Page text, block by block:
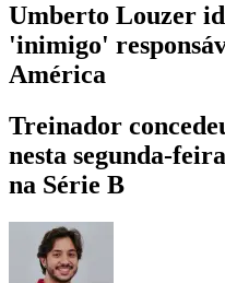
Umberto Louzer
'inimigo'
América
Treinador
nesta segunda-
na Série B